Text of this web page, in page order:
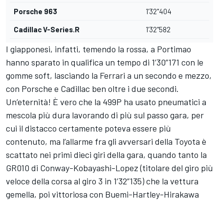
Porsche 963 1'32"404
Cadillac V-Series.R 1'32"582
I giapponesi, infatti, temendo la rossa, a Portimao
hanno sparato in qualifica un tempo di 1’30”171 con le
gomme soft, lasciando la Ferrari a un secondo e mezzo,
con Porsche e Cadillac ben oltre i due secondi.
Un’eternità! È vero che la 499P ha usato pneumatici a
mescola più dura lavorando di più sul passo gara, per
cui il distacco certamente poteva essere più
contenuto, ma l’allarme fra gli avversari della Toyota è
scattato nei primi dieci giri della gara, quando tanto la
GR010 di Conway-Kobayashi-Lopez (titolare del giro più
veloce della corsa al giro 3 in 1’32”135) che la vettura
gemella, poi vittoriosa con Buemi-Hartley-Hirakawa